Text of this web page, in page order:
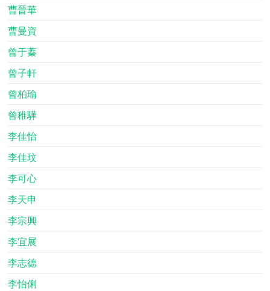
曹晉華
曹曼資
曾于蓁
曾子軒
曾柏瑜
曾稚驊
李佳怡
李佳玟
李可心
李天申
李宗興
李宜展
李志德
李怡俐